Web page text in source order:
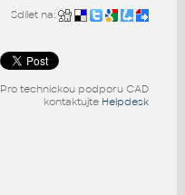
Sdílet na:
Pro technickou podporu CAD
kontaktujte Helpdesk